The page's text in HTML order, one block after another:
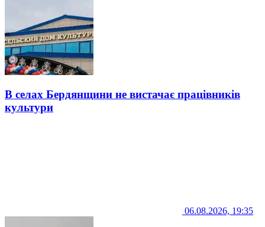
В селах Бердянщини не вистачає працівників
культури
06.08.2026, 19:35